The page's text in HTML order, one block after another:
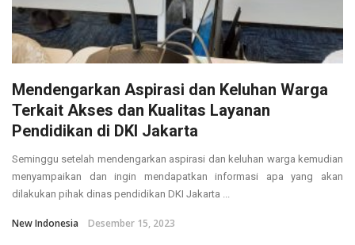
Mendengarkan Aspirasi dan Keluhan Warga
Terkait Akses dan Kualitas Layanan
Pendidikan di DKI Jakarta
Seminggu setelah mendengarkan aspirasi dan keluhan warga kemudian
menyampaikan dan ingin mendapatkan informasi apa yang akan
dilakukan pihak dinas pendidikan DKI Jakarta ...
New Indonesia Desember 15, 2023